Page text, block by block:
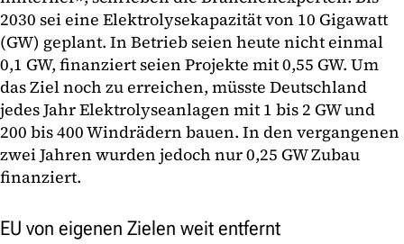
2030 sei eine Elektrolysekapazität von 10 Gigawatt
(GW) geplant. In Betrieb seien heute nicht einmal
0,1 GW, finanziert seien Projekte mit 0,55 GW. Um
das Ziel noch zu erreichen, müsste Deutschland
jedes Jahr Elektrolyseanlagen mit 1 bis 2 GW und
200 bis 400 Windrädern bauen. In den vergangenen
zwei Jahren wurden jedoch nur 0,25 GW Zubau
finanziert.
EU von eigenen Zielen weit entfernt